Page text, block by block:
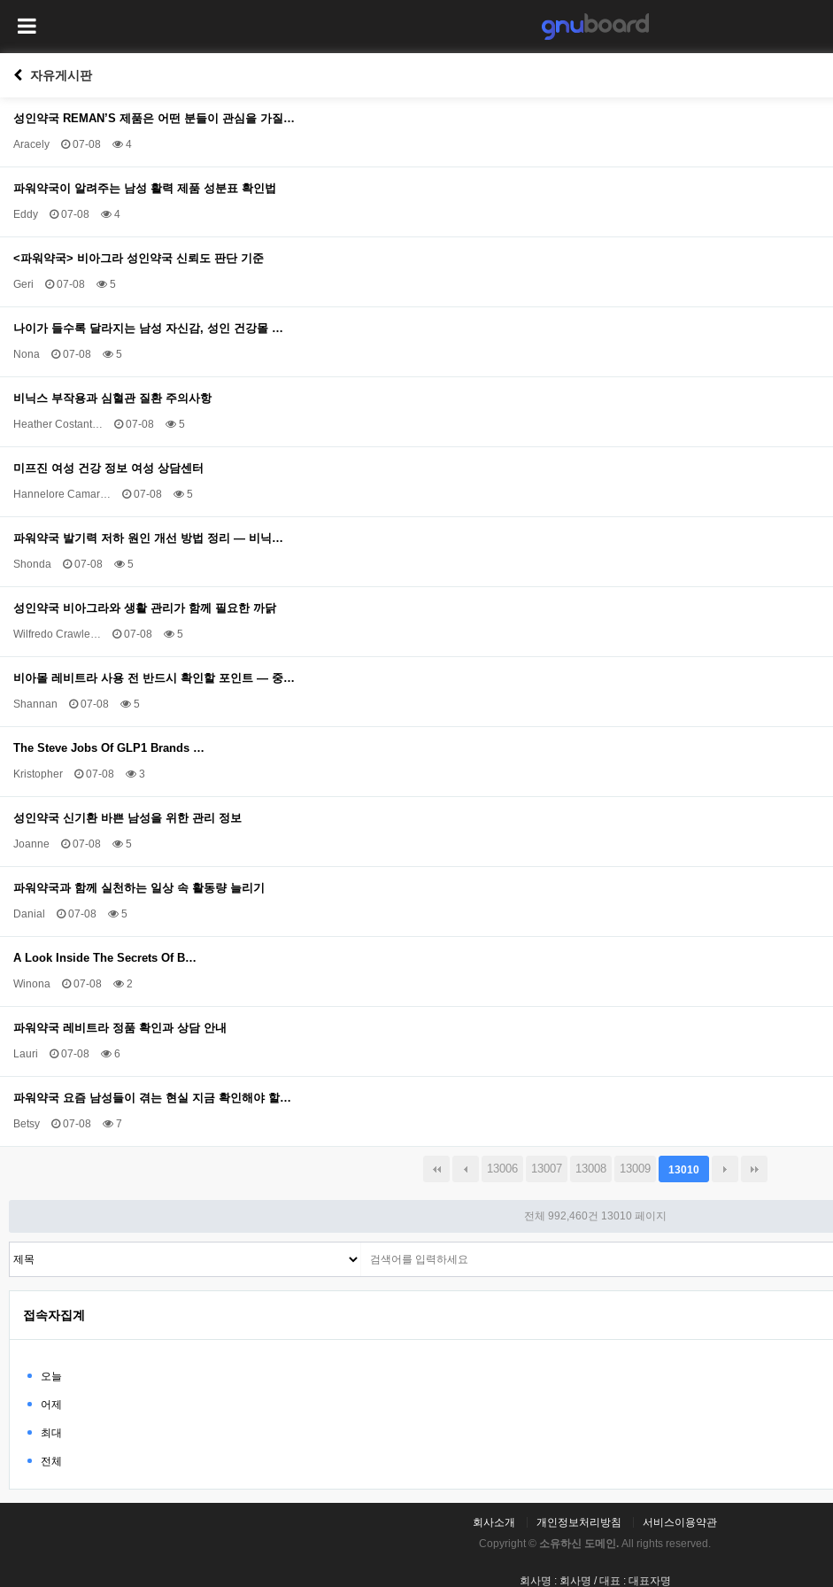
자유게시판
성인약국 REMAN’S 제품은 어떤 분들이 관심을 가질…
Aracely 07-08 4
파워약국이 알려주는 남성 활력 제품 성분표 확인법
Eddy 07-08 4
<파워약국> 비아그라 성인약국 신뢰도 판단 기준
Geri 07-08 5
나이가 들수록 달라지는 남성 자신감, 성인 건강몰 …
Nona 07-08 5
비닉스 부작용과 심혈관 질환 주의사항
Heather Costant… 07-08 5
미프진 여성 건강 정보 여성 상담센터
Hannelore Camar… 07-08 5
파워약국 발기력 저하 원인 개선 방법 정리 — 비닉…
Shonda 07-08 5
성인약국 비아그라와 생활 관리가 함께 필요한 까닭
Wilfredo Crawle… 07-08 5
비아몰 레비트라 사용 전 반드시 확인할 포인트 — 중…
Shannan 07-08 5
The Steve Jobs Of GLP1 Brands …
Kristopher 07-08 3
성인약국 신기환 바쁜 남성을 위한 관리 정보
Joanne 07-08 5
파워약국과 함께 실천하는 일상 속 활동량 늘리기
Danial 07-08 5
A Look Inside The Secrets Of B…
Winona 07-08 2
파워약국 레비트라 정품 확인과 상담 안내
Lauri 07-08 6
파워약국 요즘 남성들이 겪는 현실 지금 확인해야 할…
Betsy 07-08 7
13006 13007 13008 13009 13010
전체 992,460건 13010 페이지
접속자집계
오늘
어제
최대
전체
회사소개 개인정보처리방침
서비스이용약관
Copyright © 소유하신 도메인. All rights reserved.
회사명 : 회사명 / 대표 : 대표자명